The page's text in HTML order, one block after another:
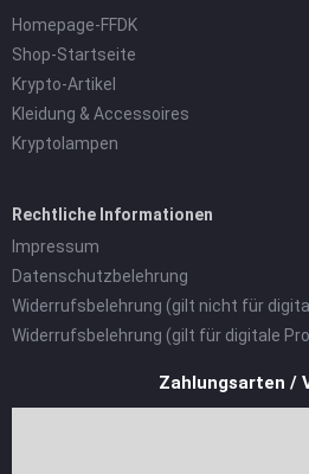
Homepage-FFDK
Shop-Startseite
Krypto-Artikel
Kleidung & Accessoires
Kryptolampen
Rechtliche Informationen
Impressum
Datenschutzbelehrung
Widerrufsbelehrung (gilt nicht für
Widerrufsbelehrung (gilt für digitale
Zahlungsarten /